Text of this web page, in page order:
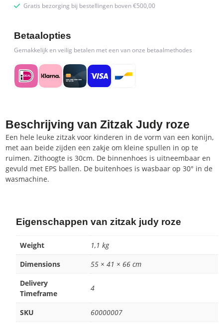
Gratis bezorging bij bestellingen boven €500,00
Betaalopties
Gemakkelijk en veilig betalen met een van onze betaalmethodes
Beschrijving van Zitzak Judy roze
Een hele leuke zitzak voor kinderen in de vorm van een konijn,
met aan beide zijden een zakje om kleine spullen in op te
ruimen. Zithoogte is 30cm. De binnenhoes is uitneembaar en
gevuld met EPS ballen. De buitenhoes is wasbaar op 30° in de
wasmachine.
Eigenschappen van zitzak judy roze
Weight
1,1 kg
Dimensions
55 × 41 × 66 cm
Delivery
Timeframe
4
SKU 60000007